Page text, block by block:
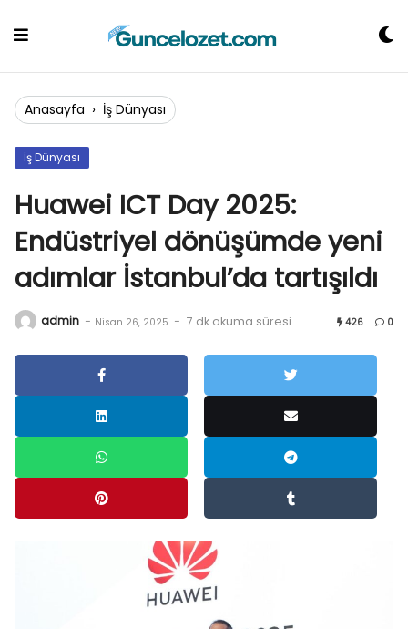
Anasayfa › İş Dünyası
İş Dünyası
Huawei ICT Day 2025:
Endüstriyel dönüşümde yeni
adımlar İstanbul’da tartışıldı
admin - Nisan 26, 2025 - 7 dk okuma süresi 426 0